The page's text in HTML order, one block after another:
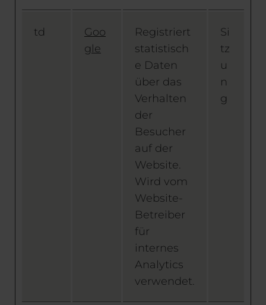
td
Goo
gle
Registriert
statistisch
e Daten
über das
Verhalten
der
Besucher
auf der
Website.
Wird vom
Website-
Betreiber
für
internes
Analytics
verwendet.
Si
tz
u
n
g